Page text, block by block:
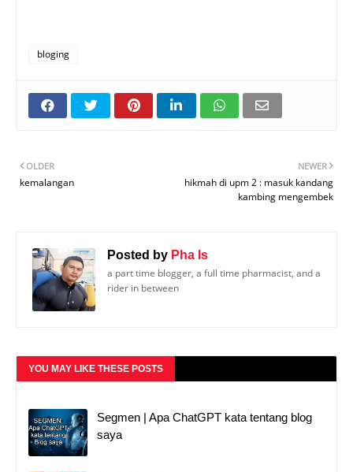
bloging
NEWER
hikmah di upm 2 : masuk kandang
kambing mengembek
OLDER
kemalangan
Posted by Pha Is
a part time blogger, a full time pharmacist, and a
rider in between
YOU MAY LIKE THESE POSTS
Segmen | Apa ChatGPT kata tentang blog
saya